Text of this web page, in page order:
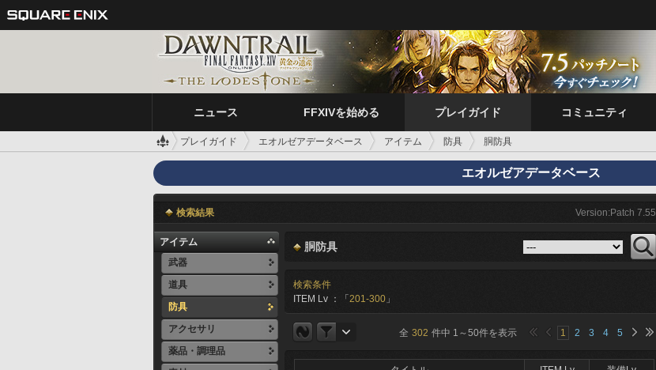
ニュース FFXIVを始める プレイガイド コミュニティ
プレイガイド エオルゼアデータベース アイテム 防具 胴防具
エオルゼアデータベース
検索結果 Version:Patch 7.55
アイテム
武器
道具
防具
アクセサリ
薬品・調理品
胴防具
検索条件
ITEM Lv ：「 201-300 」
全 302 件中 1 ～50件を表示 1 2 3 4 5